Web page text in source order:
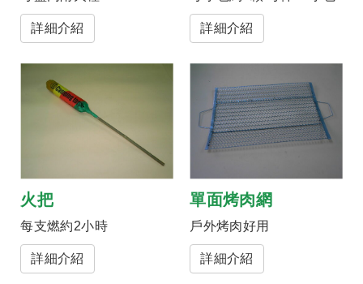
詳細介紹 詳細介紹
火把
每支燃約2小時
詳細介紹
單面烤肉網
戶外烤肉好用
詳細介紹